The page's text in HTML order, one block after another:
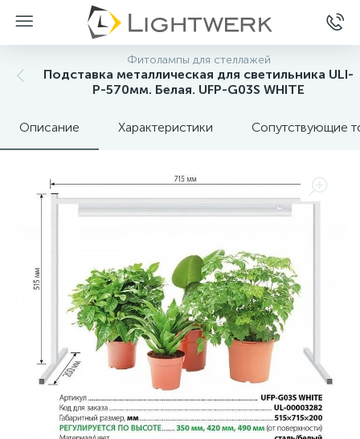
Фитолампы для стеллажей
Подставка металлическая для светильника ULI-
P-570мм. Белая. UFP-G03S WHITE
Описание Характеристики Сопутствующие